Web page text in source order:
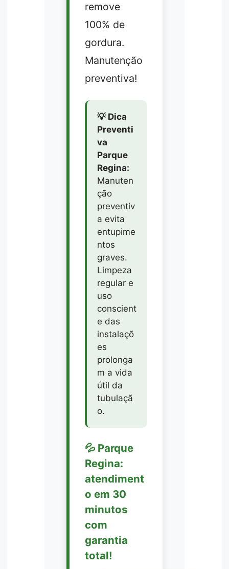
remove
100% de
gordura.
Manutenção
preventiva!
💡 Dica
Preventi
va
Parque
Regina:
Manuten
ção
preventiv
a evita
entupime
ntos
graves.
Limpeza
regular e
uso
conscient
e das
instalaçõ
es
prolonga
m a vida
útil da
tubulaçã
o.
💦 Parque
Regina:
atendiment
o em 30
minutos
com
garantia
total!